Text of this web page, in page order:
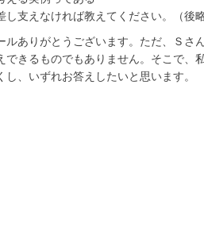
し支えなければ教えてください。（後略
ルありがとうございます。ただ、Ｓさ
できるものでもありません。そこで、
し、いずれお答えしたいと思います。